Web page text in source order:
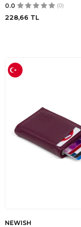
0.0 (0)
228,66 TL
NEWISH